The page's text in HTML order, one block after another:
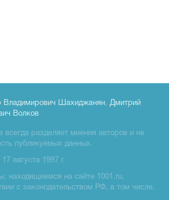
Владимирович Шахиджанян, Дмитрий
Волков
всегда разделяет мнения авторов и не
публикуемых данных.
августа 1997 г.
находящиемся на сайте 1001.ru,
с законодательством РФ, в том числе,